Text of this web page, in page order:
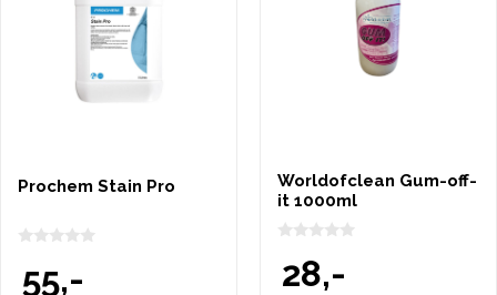
Prochem Stain Pro
a55,-
Worldofclean Gum-off-
it 1000ml
v
a28,-